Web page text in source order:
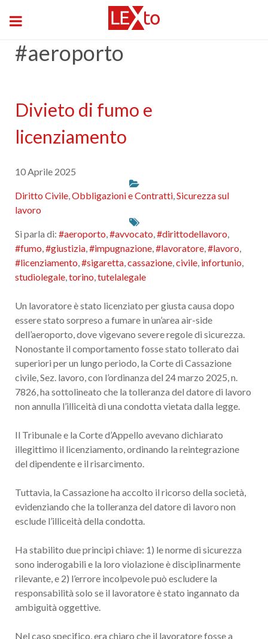
#aeroporto
Divieto di fumo e
licenziamento
10 Aprile 2025
Diritto Civile,Obbligazioni e Contratti,Sicurezza sul
lavoro
Si parla di: #aeroporto,#avvocato,#dirittodellavoro,
#fumo,#giustizia,#impugnazione,#lavoratore,#lavoro,
#licenziamento,#sigaretta,cassazione,civile, infortunio,
studiolegale,torino,tutelalegale
Un lavoratore è stato licenziato per giusta causa dopo
essere stato sorpreso a fumare in un’area air-side
dell’aeroporto, dove vigevano severe regole di sicurezza.
Nonostante il comportamento fosse stato tollerato dai
superiori per un lungo periodo, la Corte di Cassazione
civile, Sez. lavoro, con l’ordinanza del 24 marzo 2025, n.
7826, ha sottolineato che la tolleranza del datore di lavoro
non annulla l’illiceità di una condotta vietata dalla legge.
Il Tribunale e la Corte d’Appello avevano dichiarato
illegittimo il licenziamento, ordinando la reintegrazione
del dipendente e il risarcimento.
Tuttavia, la Cassazione ha accolto il ricorso della società,
evidenziando che la tolleranza del datore di lavoro non
esclude l’illiceità della condotta.
Ha stabilito due principi chiave: 1) le norme di sicurezza
sono inderogabili e la loro violazione è disciplinarmente
rilevante, e 2) l’errore incolpevole può escludere la
responsabilità solo se il lavoratore è stato ingannato da
ambiguità oggettive.
Nel caso specifico, era chiaro che il lavoratore fosse a